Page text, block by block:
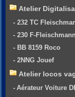
Atelier
- 232 TC
- 230 F-Fleischmann
- BB 8159 Roco
- 2NNG Jouef
Atelier locos
- Aérateur Voiture